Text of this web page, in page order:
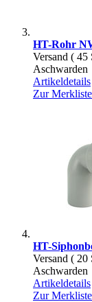
HT-Rohr
Versand ( 45
Aschwarden
Artikeldetails
Zur
HT-
Versand ( 20
Aschwarden
Artikeldetails
Zur